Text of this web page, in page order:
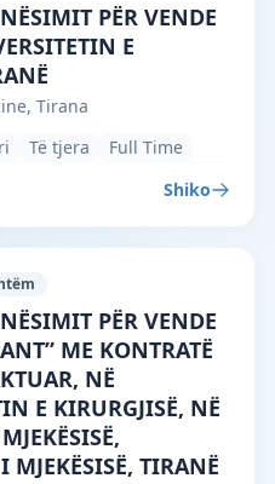
Tirana · Tiranë
PËR VENDE
E
Tirana
Të tjera Full Time
Shiko
Tirana · Tiranë
PËR VENDE
ME KONTRATË
NË
E KIRURGJISË, NË
MJEKËSISË, TIRANË